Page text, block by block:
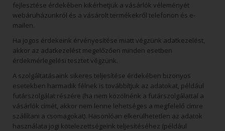
fejlesztése érdekében kikérhetjük a vásárlók véleményét
webáruházunkról és a vásárolt termékekről telefonon és e-
mailen.
Ha jogos érdekeink érvényesítése miatt végzünk adatkezelést,
akkor az adatkezelést megelőzően minden esetben
érdekmérlegelési tesztet végzünk.
A szolgáltatásaink sikeres teljesítése érdekében bizonyos
esetekben harmadik félnek is továbbítjuk az adatokat, például
futárszolgálat részére (ha nem közölnénk a futárszolgálattal a
vásárlók címét, akkor nem lenne lehetséges a megfelelő címre
szállítani a csomagokat). Hasonlóan elkerülhetetlen az adatok
használata jogi kötelezettségeink teljesítéséhez (például